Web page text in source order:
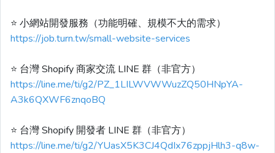
⭐️ 小網站開發服務（功能明確、規模不大的需求）
https://job.turn.tw/small-website-services
⭐️ 台灣 Shopify 商家交流 LINE 群（非官方）
https://line.me/ti/g2/PZ_1LILWVWWuzZQ50HNpYA-
A3k6QXWF6znqoBQ
⭐️ 台灣 Shopify 開發者 LINE 群（非官方）
https://line.me/ti/g2/YUasX5K3CJ4QdIx76zppjHlh3-q8w-